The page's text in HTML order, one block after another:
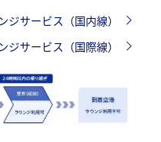
ジサービス（国内線）
ジサービス（国際線）